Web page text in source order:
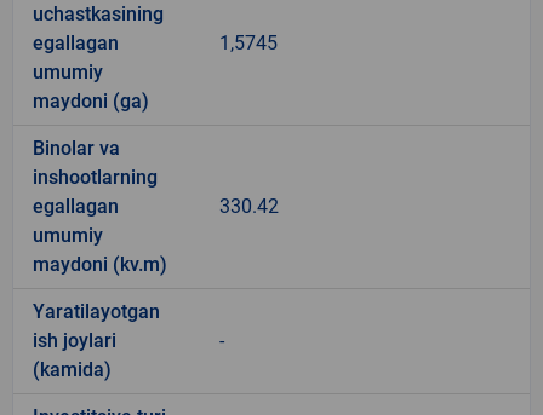
uchastkasining
egallagan
umumiy
maydoni (ga)
1,5745
Binolar va
inshootlarning
egallagan
umumiy
maydoni (kv.m)
330.42
Yaratilayotgan
ish joylari
(kamida)
-